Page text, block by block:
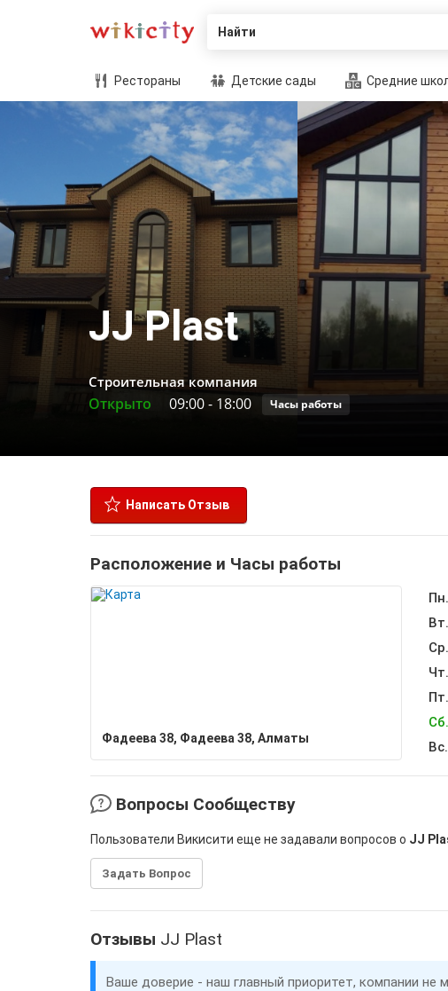
Найти
Рестораны Детские сады Средние
JJ Plast
Строительная компания
Открыто 09:00- 18:00 Часы работы
Написать Отзыв
Расположение и Часы работы
Фадеева 38, Фадеева 38, Алматы
Пн.
Вт.
Ср.
Чт.
Пт.
Сб.
Вс.
Вопросы Сообществу
Пользователи Викисити еще не задавали вопросов о JJ
Задать Вопрос
Отзывы JJ Plast
Ваше доверие - наш главный приоритет, компании не